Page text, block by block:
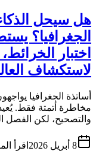
هل سيحل
الجغرافيا؟
اختبار
لاستكشاف
مخاطرة أتمتة فقط.
والتصحيح، لكن الفصل
8 أبريل 2026 اقرأ